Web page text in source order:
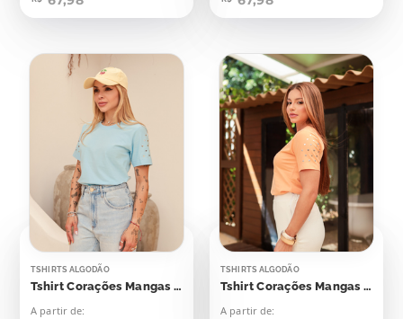
TSHIRTS ALGODÃO
Tshirt Corações Mangas Aplicação
A partir de:
TSHIRTS ALGODÃO
Tshirt Corações Mangas Aplicação
A partir de: